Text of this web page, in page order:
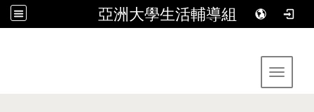
亞洲大學生活輔導組
Toggle